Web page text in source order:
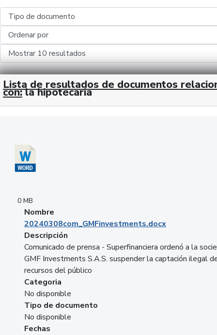
Lista de resultados de documentos
con: la hipotecaria
0 MB
Nombre
20240308com_GMFinvestments.docx
Descripción
Comunicado de prensa - Superfinanciera ordenó a la
GMF Investments S.A.S. suspender la captación ilegal
recursos del público
Categoria
No disponible
Tipo de documento
No disponible
Fechas